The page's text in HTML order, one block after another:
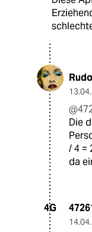
Die
/ 4 =
da
4G